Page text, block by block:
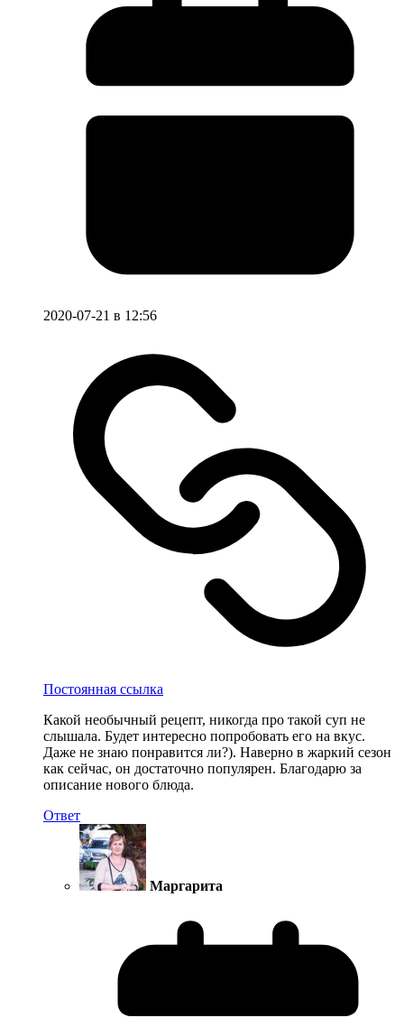
2020-07-21 в 12:56
Постоянная ссылка
Какой необычный рецепт, никогда про такой суп не
слышала. Будет интересно попробовать его на вкус.
Даже не знаю понравится ли?). Наверно в жаркий сезон
как сейчас, он достаточно популярен. Благодарю за
описание нового блюда.
Ответ
Маргарита